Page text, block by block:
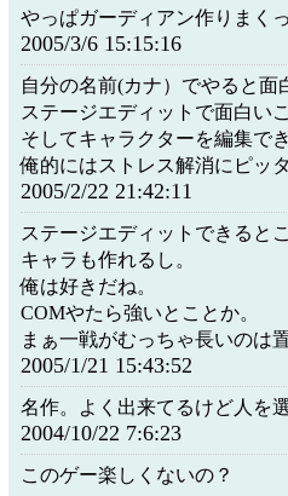
やっぱガーディアン作りまく
2005/3/6 15:15:16
自分の名前(カナ）でやると面
ステージエディットで面白い
そしてキャラクターを編集で
俺的にはストレス解消にピッ
2005/2/22 21:42:11
ステージエディットできると
キャラも作れるし。
俺は好きだね。
COMやたら強いとことか。
まぁ一戦がむっちゃ長いのは
2005/1/21 15:43:52
名作。よく出来てるけど人を
2004/10/22 7:6:23
このゲー楽しくないの？